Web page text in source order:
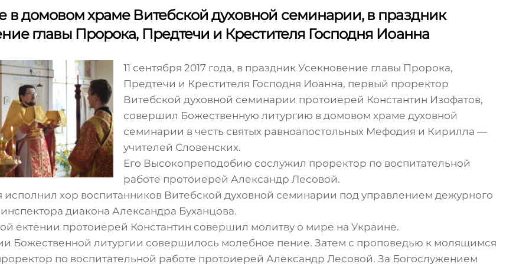
в домовом храме Витебской духовной семинарии, в праздник
главы Пророка, Предтечи и Крестителя Господня Иоанна
11 сентября 2017 года, в праздник Усекновение главы Пророка,
Предтечи и Крестителя Господня Иоанна, первый проректор
Витебской духовной семинарии протоиерей Константин Изофатов,
совершил Божественную литургию в домовом храме духовной
семинарии в честь святых равноапостольных Мефодия и Кирилла —
учителей Словенских.
Его Высокопреподобию сослужил проректор по воспитательной
работе протоиерей Александр Лесовой.
исполнил хор воспитанников Витебской духовной семинарии под управлением дежурного
диакона Александра Буханцова.
ектении протоиерей Константин совершил молитву о мире на Украине.
Божественной литургии совершилось молебное пение. Затем с проповедью к молящимся
по воспитательной работе протоиерей Александр Лесовой. За Богослужением